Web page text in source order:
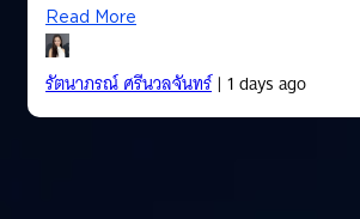
Read More
รัตนาภรณ์ ศรีนวลจันทร์| 1 days ago